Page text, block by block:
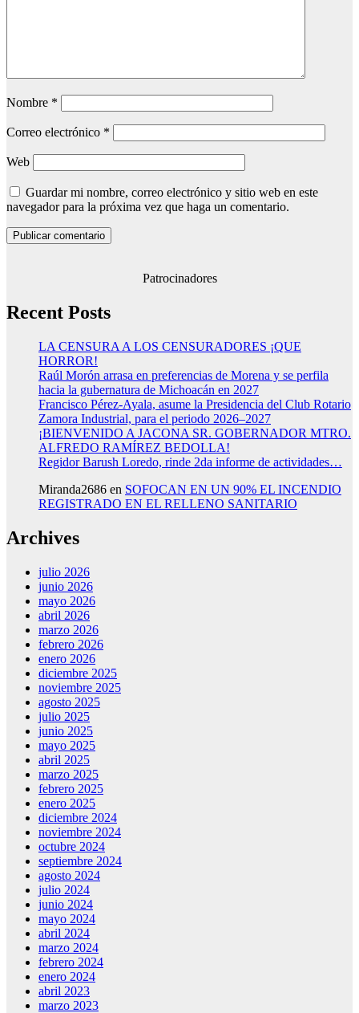
Nombre *
Correo electrónico *
Web
Guardar mi nombre, correo electrónico y sitio web en este
navegador para la próxima vez que haga un comentario.
Patrocinadores
Recent Posts
LA CENSURA A LOS CENSURADORES ¡QUE
HORROR!
Raúl Morón arrasa en preferencias de Morena y se perfila
hacia la gubernatura de Michoacán en 2027
Francisco Pérez-Ayala, asume la Presidencia del Club Rotario
Zamora Industrial, para el periodo 2026–2027
¡BIENVENIDO A JACONA SR. GOBERNADOR MTRO.
ALFREDO RAMÍREZ BEDOLLA!
Regidor Barush Loredo, rinde 2da informe de actividades…
Miranda2686 en SOFOCAN EN UN 90% EL INCENDIO
REGISTRADO EN EL RELLENO SANITARIO
Archives
julio 2026
junio 2026
mayo 2026
abril 2026
marzo 2026
febrero 2026
enero 2026
diciembre 2025
noviembre 2025
agosto 2025
julio 2025
junio 2025
mayo 2025
abril 2025
marzo 2025
febrero 2025
enero 2025
diciembre 2024
noviembre 2024
octubre 2024
septiembre 2024
agosto 2024
julio 2024
junio 2024
mayo 2024
abril 2024
marzo 2024
febrero 2024
enero 2024
abril 2023
marzo 2023